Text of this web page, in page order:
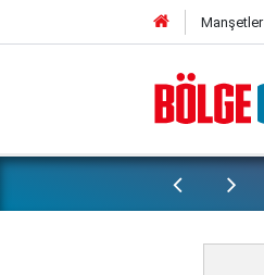
Manşetler
Bakan Gürlek şüpheli 2 çocuğun